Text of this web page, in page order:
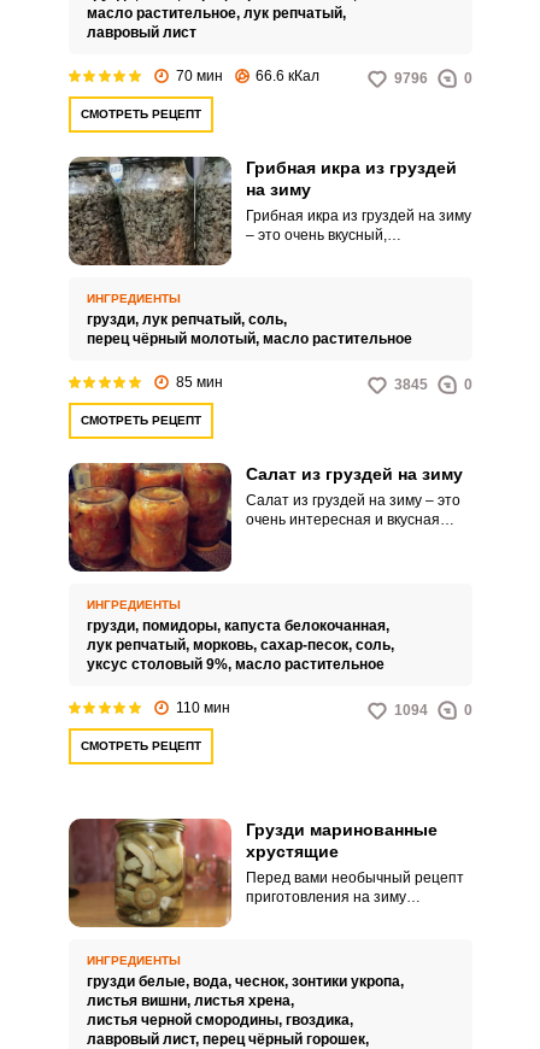
масло растительное, лук репчатый,
лавровый лист
70 мин 66.6 кКал 9796 0
СМОТРЕТЬ РЕЦЕПТ
Грибная икра из груздей
на зиму
Грибная икра из груздей на зиму
– это очень вкусный,
актуален в любое время года.
Готовая икра послужит основой
многих холодных угощений,
намазывать на хлеб и подавать
ИНГРЕДИЕНТЫ
грузди, лук репчатый, соль,
перец чёрный молотый, масло растительное
85 мин 3845 0
СМОТРЕТЬ РЕЦЕПТ
Салат из груздей на зиму
Салат из груздей на зиму – это
очень интересная и вкусная
ИНГРЕДИЕНТЫ
грузди, помидоры, капуста белокочанная,
лук репчатый, морковь, сахар-песок, соль,
уксус столовый 9%, масло растительное
110 мин 1094 0
СМОТРЕТЬ РЕЦЕПТ
Грузди маринованные
хрустящие
Перед вами необычный рецепт
приготовления на зиму
количество затраченного на
приготовление времени, а на
выходе – сочные и хрустящие
грузди.
ИНГРЕДИЕНТЫ
грузди белые, вода, чеснок, зонтики укропа,
листья вишни, листья хрена,
листья черной смородины, гвоздика,
лавровый лист, перец чёрный горошек,